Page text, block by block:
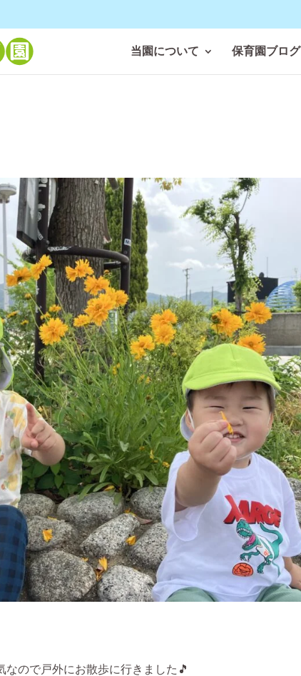
当園について 保育園ブログ
ので戸外にお散歩に行きました🎵